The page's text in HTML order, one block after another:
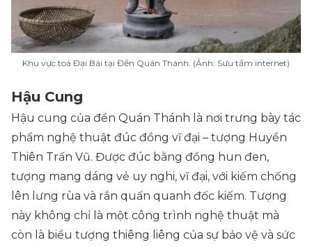
Khu vực toà Đại Bái tại Đền Quán Thánh. (Ảnh: Sưu tầm internet)
Hậu Cung
Hậu cung của đền Quán Thánh là nơi trưng bày tác
phẩm nghệ thuật đúc đồng vĩ đại – tượng Huyền
Thiên Trấn Vũ. Được đúc bằng đồng hun đen,
tượng mang dáng vẻ uy nghi, vĩ đại, với kiếm chống
lên lưng rùa và rắn quấn quanh đốc kiếm. Tượng
này không chỉ là một công trình nghệ thuật mà
còn là biểu tượng thiêng liêng của sự bảo vệ và sức